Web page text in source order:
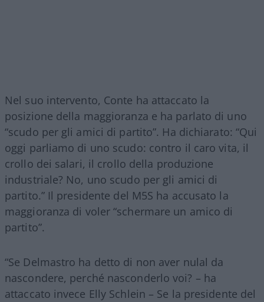
Nel suo intervento, Conte ha attaccato la
posizione della maggioranza e ha parlato di uno
“scudo per gli amici di partito”. Ha dichiarato: “Qui
oggi parliamo di uno scudo: contro il caro vita, il
crollo dei salari, il crollo della produzione
industriale? No, uno scudo per gli amici di
partito.” Il presidente del M5S ha accusato la
maggioranza di voler “schermare un amico di
partito”.
“Se Delmastro ha detto di non aver nulal da
nascondere, perché nasconderlo voi? – ha
attaccato invece Elly Schlein – Se la presidente del